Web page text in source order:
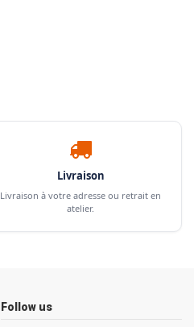
Livraison
Livraison à votre adresse ou retrait en
atelier.
Follow us